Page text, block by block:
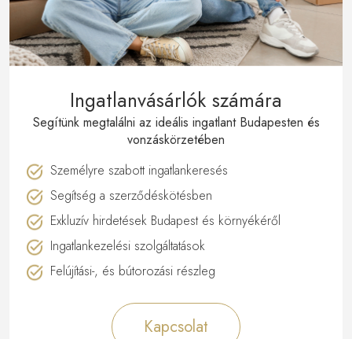
Ingatlanvásárlók számára
Segítünk megtalálni az ideális ingatlant Budapesten és
vonzáskörzetében
Személyre szabott ingatlankeresés
Segítség a szerződéskötésben
Exkluzív hirdetések Budapest és környékéről
Ingatlankezelési szolgáltatások
Felújítási-, és bútorozási részleg
Kapcsolat